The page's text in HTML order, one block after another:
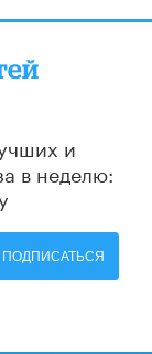
и
в неделю:
ПОДПИСАТЬСЯ